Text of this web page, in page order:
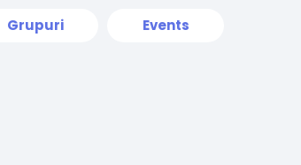
Grupuri Events